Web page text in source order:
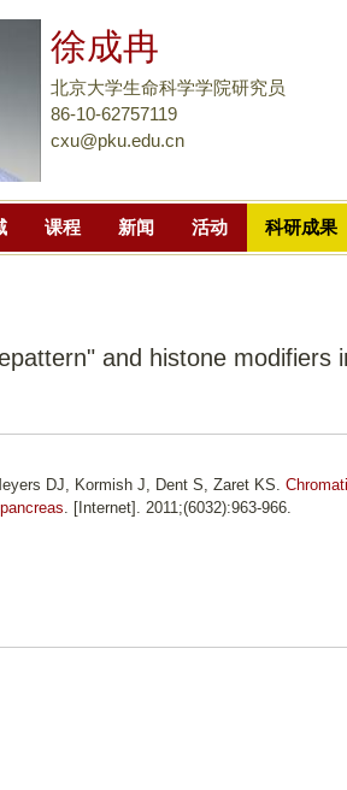
主
要
分
徐成冉
北京大学生命科学学院研究员
86-10-62757119
cxu@pku.edu.cn
课程 新闻 活动 科研成果
and histone modifiers
DJ, Kormish J, Dent S, Zaret KS.
. [Internet]. 2011;(6032):963-966.